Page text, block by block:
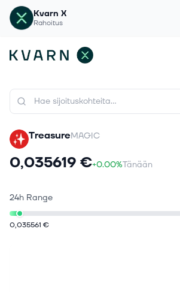
Kvarn X
Rahoitus
TreasureMAGIC
0,035619 €+0.00%Tänään
24h Range
0,035561 €